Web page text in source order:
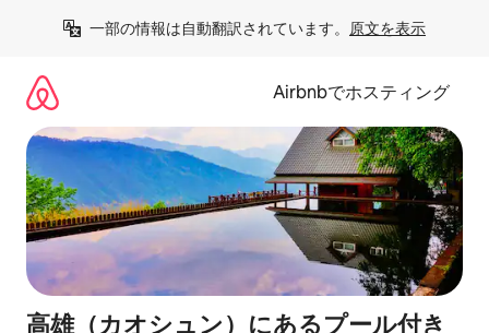
一部の情報は自動翻訳されています。 原文を表示
Airbnbでホスティング
高雄（カオシュン）にあるプール付き